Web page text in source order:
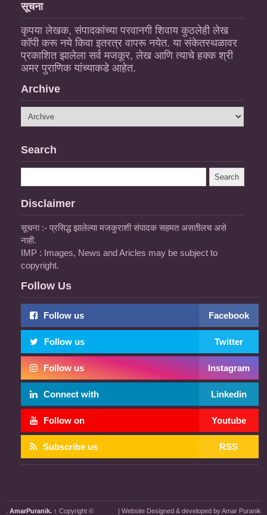
सूचना
कृपया लेखक, संपादकांच्या परवानगी शिवाय कुठलेही लेख
कॉपी करू नये किवा इतरत्र वापरू नयेत. या संकेतस्थळावर
प्रकाशित झालेला सर्व मजकूर, लेख आणि त्याचे हक्क श्री
अमर पुराणिक यांच्याकडे आहेत.
Archive
Search
Disclaimer
सूचना :- प्रसिद्ध झालेल्या मजकुराशी संपादक सहमत असतीलच असे
नाही.
IMP : Images, News and Aricles may be subject to
copyright.
Follow Us
Follow us Facebook
Follow us Twitter
Follow us Instagram
Connect with Linkedin
Follow on Youtube
Subscribe us RSS
AmarPuranik. ↑ Copyright ©
| Website Designed & developed by Amar Puranik